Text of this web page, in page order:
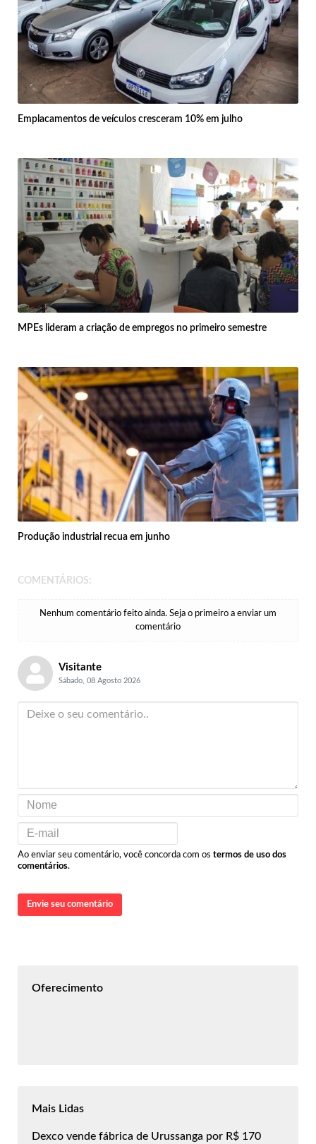
Emplacamentos de veículos cresceram 10% em julho
MPEs lideram a criação de empregos no primeiro semestre
Produção industrial recua em junho
COMENTÁRIOS:
Nenhum comentário feito ainda. Seja o primeiro a enviar um
comentário
Visitante
Sábado, 08 Agosto 2026
Ao enviar seu comentário, você concorda com os termos de uso dos
comentários.
Envie seu comentário
Oferecimento
Mais Lidas
Dexco vende fábrica de Urussanga por R$ 170